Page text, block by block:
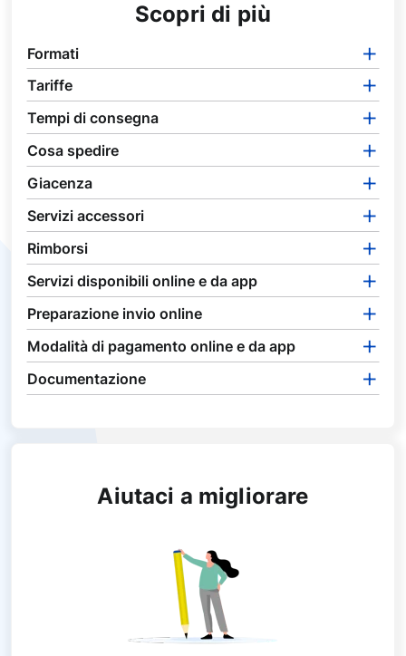
Scopri di più
Formati
Tariffe
Tempi di consegna
Cosa spedire
Giacenza
Servizi accessori
Rimborsi
Servizi disponibili online e da app
Preparazione invio online
Modalità di pagamento online e da app
Documentazione
Aiutaci a migliorare